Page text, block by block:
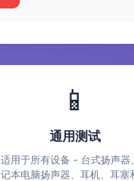
📱
通用测试
适用于所有设备 - 台式扬声器
记本电脑扬声器、耳机、耳塞